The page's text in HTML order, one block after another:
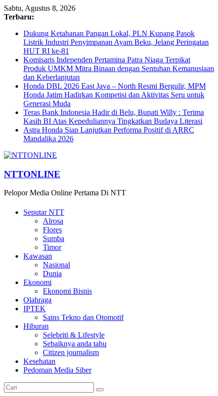
Sabtu, Agustus 8, 2026
Terbaru:
Dukung Ketahanan Pangan Lokal, PLN Kupang Pasok
Listrik Industri Penyimpanan Ayam Beku, Jelang Peringatan
HUT RI ke-81
Komisaris Independen Pertamina Patra Niaga Terpikat
Produk UMKM Mitra Binaan dengan Sentuhan Kemanusiaan
dan Keberlanjutan
Honda DBL 2026 East Java – North Resmi Bergulir, MPM
Honda Jatim Hadirkan Kompetisi dan Aktivitas Seru untuk
Generasi Muda
Teras Bank Indonesia Hadir di Belu, Bupati Willy : Terima
Kasih BI Atas Kepeduliannya Tingkatkan Budaya Literasi
Astra Honda Siap Lanjutkan Performa Positif di ARRC
Mandalika 2026
NTTONLINE
Pelopor Media Online Pertama Di NTT
Seputar NTT
Alrosa
Flores
Sumba
Timor
Kawasan
Nasional
Dunia
Ekonomi
Ekonomi Bisnis
Olahraga
IPTEK
Sains Tekno dan Otomotif
Hiburan
Selebriti & Lifestyle
Sebaiknya anda tahu
Citizen journalism
Kesehatan
Pedoman Media Siber